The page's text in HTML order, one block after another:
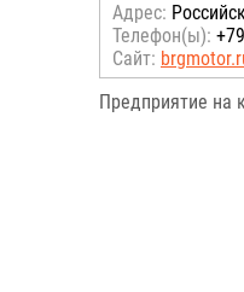
Адрес:
Телефон(ы):
Сайт:
Предприятие на